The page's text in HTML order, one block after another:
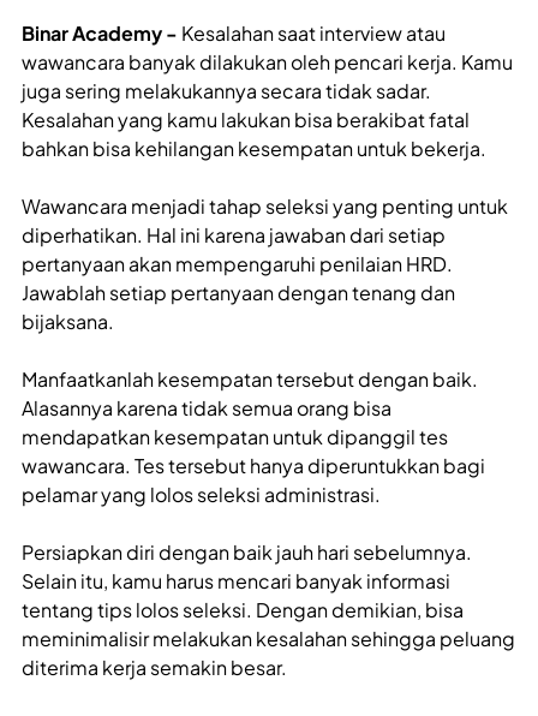
Binar Academy - Kesalahan saat interview atau
wawancara banyak dilakukan oleh pencari kerja. Kamu
juga sering melakukannya secara tidak sadar.
Kesalahan yang kamu lakukan bisa berakibat fatal
bahkan bisa kehilangan kesempatan untuk bekerja.
Wawancara menjadi tahap seleksi yang penting untuk
diperhatikan. Hal ini karena jawaban dari setiap
pertanyaan akan mempengaruhi penilaian HRD.
Jawablah setiap pertanyaan dengan tenang dan
bijaksana.
Manfaatkanlah kesempatan tersebut dengan baik.
Alasannya karena tidak semua orang bisa
mendapatkan kesempatan untuk dipanggil tes
wawancara. Tes tersebut hanya diperuntukkan bagi
pelamar yang lolos seleksi administrasi.
Persiapkan diri dengan baik jauh hari sebelumnya.
Selain itu, kamu harus mencari banyak informasi
tentang tips lolos seleksi. Dengan demikian, bisa
meminimalisir melakukan kesalahan sehingga peluang
diterima kerja semakin besar.